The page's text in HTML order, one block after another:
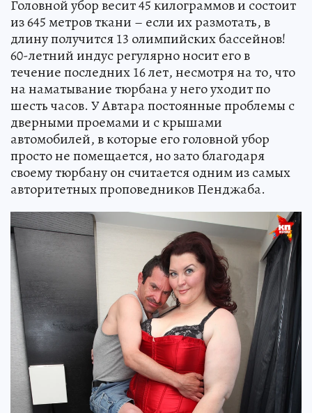
Головной убор весит 45 килограммов и состоит
из 645 метров ткани – если их размотать, в
длину получится 13 олимпийских бассейнов!
60-летний индус регулярно носит его в
течение последних 16 лет, несмотря на то, что
на наматывание тюрбана у него уходит по
шесть часов. У Автара постоянные проблемы с
дверными проемами и с крышами
автомобилей, в которые его головной убор
просто не помещается, но зато благодаря
своему тюрбану он считается одним из самых
авторитетных проповедников Пенджаба.